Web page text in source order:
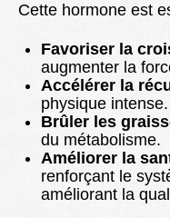
Cette hormone est
Favoriser la
augmenter la
Accélérer la
physique intense.
Brûler les
du métabolisme.
Améliorer la
renforçant le
améliorant la